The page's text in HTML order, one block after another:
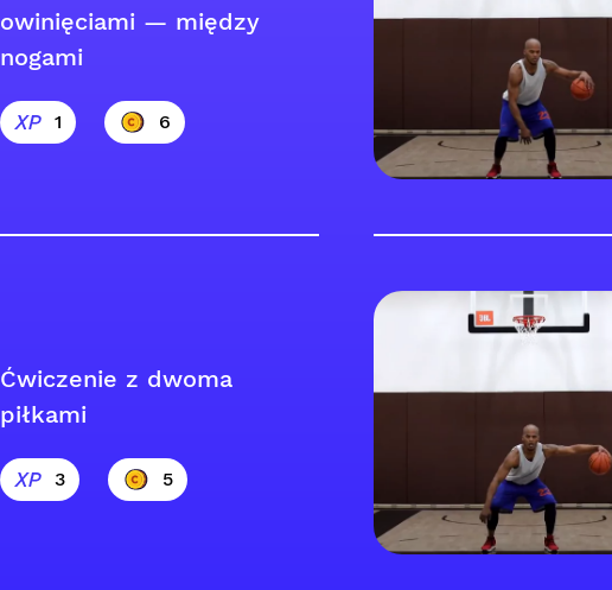
owinięciami — między
nogami
1 6
Ćwiczenie z dwoma
piłkami
3 5